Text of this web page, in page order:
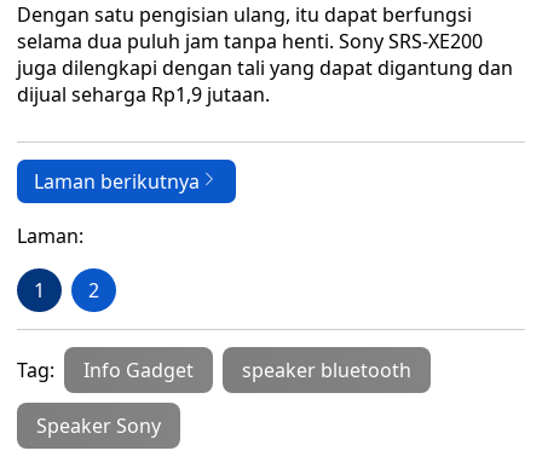
Dengan satu pengisian ulang, itu dapat berfungsi
selama dua puluh jam tanpa henti. Sony SRS-XE200
juga dilengkapi dengan tali yang dapat digantung dan
dijual seharga Rp1,9 jutaan.
Laman berikutnya
Laman:
1 2
Tag: Info Gadget speaker bluetooth
Speaker Sony